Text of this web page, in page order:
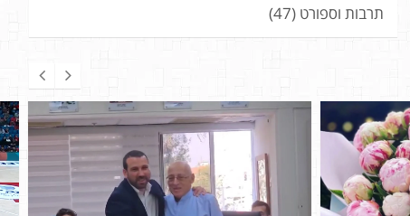
תרבות וספורט (47)